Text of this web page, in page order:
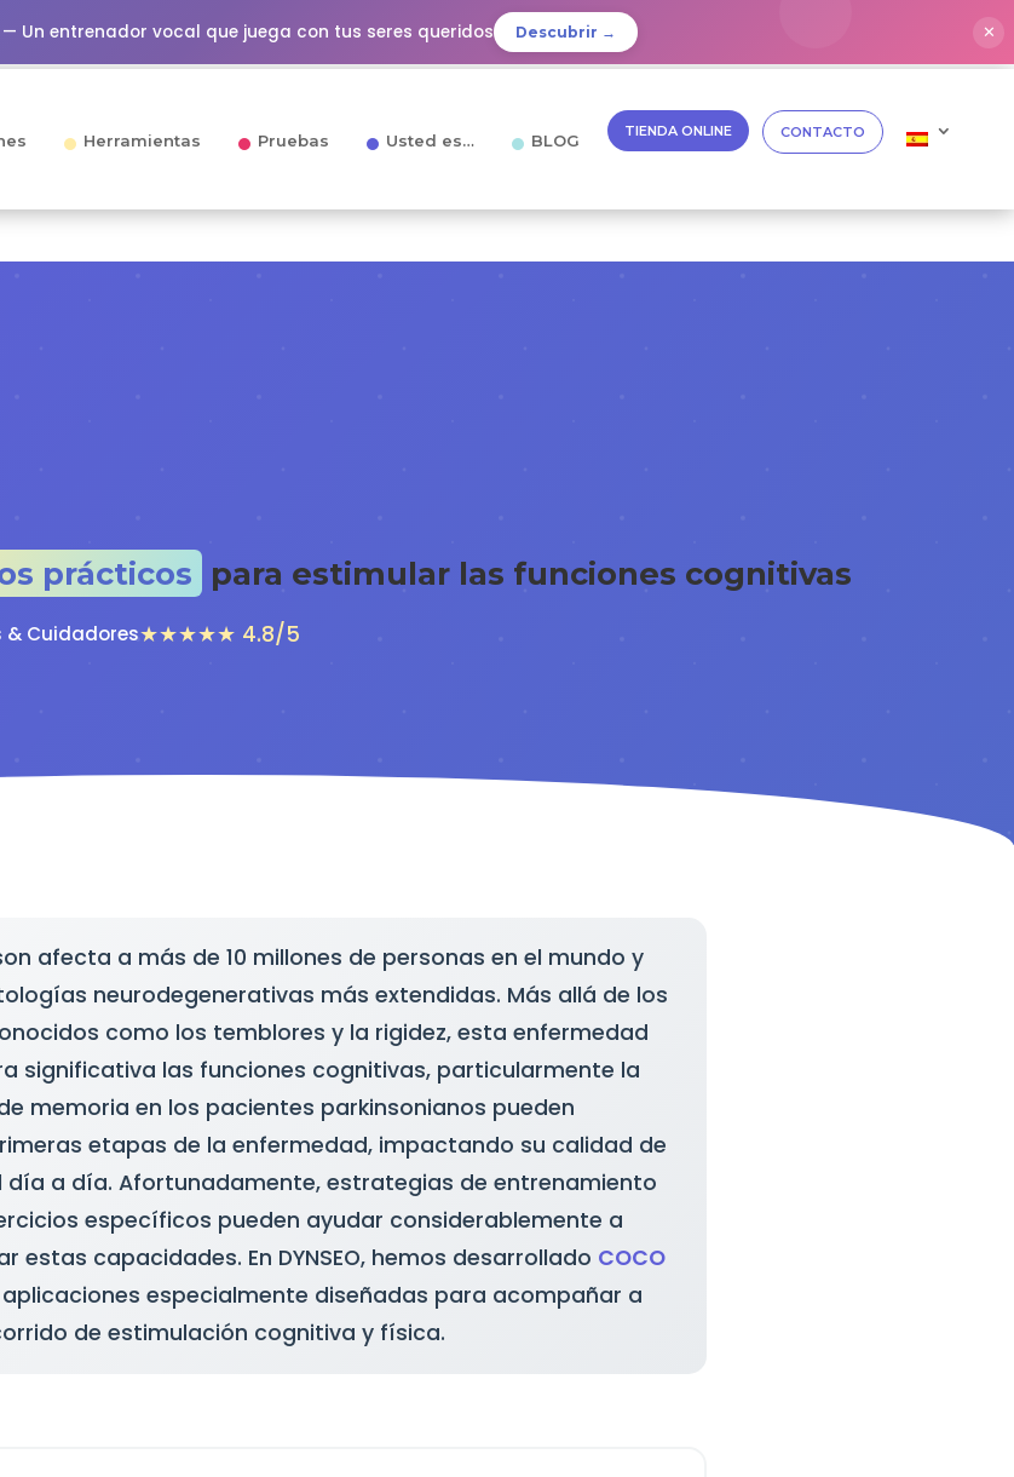
— Un entrenador vocal que juega con tus seres queridos Descubrir → ✕
Herramientas Pruebas Usted es… BLOG TIENDA ONLINE CONTACTO
prácticos para estimular las funciones cognitivas
& Cuidadores★★★★★ 4.8/5
afecta a más de 10 millones de personas en el mundo y
neurodegenerativas más extendidas. Más allá de los
como los temblores y la rigidez, esta enfermedad
significativa las funciones cognitivas, particularmente la
memoria en los pacientes parkinsonianos pueden
etapas de la enfermedad, impactando su calidad de
día a día. Afortunadamente, estrategias de entrenamiento
específicos pueden ayudar considerablemente a
estas capacidades. En DYNSEO, hemos desarrollado COCO
aplicaciones especialmente diseñadas para acompañar a
de estimulación cognitiva y física.